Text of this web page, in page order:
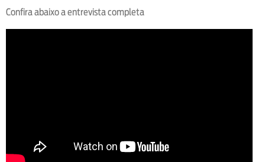
Confira abaixo a entrevista completa